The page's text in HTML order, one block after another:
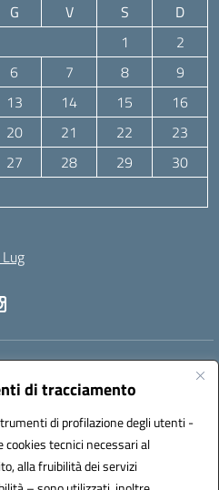
di tracciamento
di profilazione degli utenti -
tecnici necessari al
alla fruibilità dei servizi
G V S
D
1
2
6 7 8
9
13 14 15
16
20 21 22
23
27 28 29
30